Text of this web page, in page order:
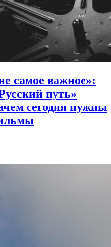
самое важное»:
путь»
сегодня нужны